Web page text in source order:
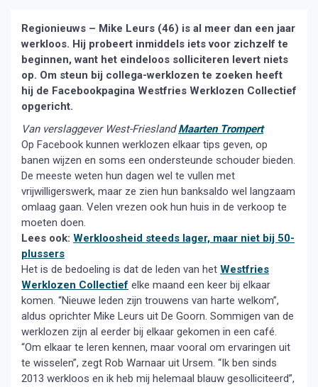
Regionieuws – Mike Leurs (46) is al meer dan een jaar
werkloos. Hij probeert inmiddels iets voor zichzelf te
beginnen, want het eindeloos solliciteren levert niets
op. Om steun bij collega-werklozen te zoeken heeft
hij de Facebookpagina Westfries Werklozen Collectief
opgericht.
Van verslaggever West-Friesland Maarten Trompert
Op Facebook kunnen werklozen elkaar tips geven, op
banen wijzen en soms een ondersteunde schouder bieden.
De meeste weten hun dagen wel te vullen met
vrijwilligerswerk, maar ze zien hun banksaldo wel langzaam
omlaag gaan. Velen vrezen ook hun huis in de verkoop te
moeten doen.
Lees ook: Werkloosheid steeds lager, maar niet bij 50-
plussers
Het is de bedoeling is dat de leden van het Westfries
Werklozen Collectief elke maand een keer bij elkaar
komen. “Nieuwe leden zijn trouwens van harte welkom”,
aldus oprichter Mike Leurs uit De Goorn. Sommigen van de
werklozen zijn al eerder bij elkaar gekomen in een café.
“Om elkaar te leren kennen, maar vooral om ervaringen uit
te wisselen”, zegt Rob Warnaar uit Ursem. “Ik ben sinds
2013 werkloos en ik heb mij helemaal blauw gesolliciteerd”,